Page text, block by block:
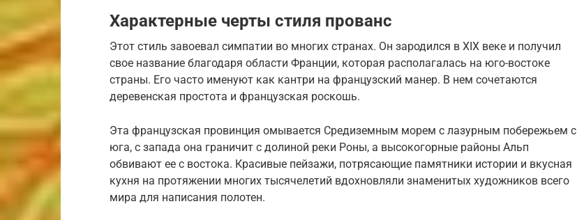
Характерные черты стиля прованс
Этот стиль завоевал симпатии во многих странах. Он зародился в XIX веке и получил
свое название благодаря области Франции, которая располагалась на юго-востоке
страны. Его часто именуют как кантри на французский манер. В нем сочетаются
деревенская простота и французская роскошь.
Эта французская провинция омывается Средиземным морем с лазурным побережьем с
юга, с запада она граничит с долиной реки Роны, а высокогорные районы Альп
обвивают ее с востока. Красивые пейзажи, потрясающие памятники истории и вкусная
кухня на протяжении многих тысячелетий вдохновляли знаменитых художников всего
мира для написания полотен.